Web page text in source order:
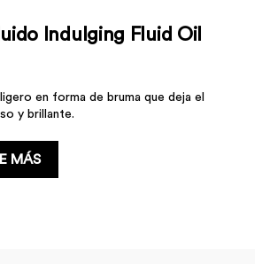
Indulging Fluid Oil
en forma de bruma que deja el
y brillante.
MÁS